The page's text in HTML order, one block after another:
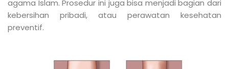
agama Islam. Prosedur ini juga bisa menjadi bagian dari
kebersihan pribadi, atau perawatan kesehatan
preventif.